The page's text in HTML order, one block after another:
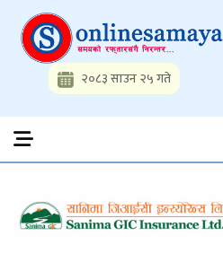
content
Onlinesamaya.com
Nepal News Portal, Business, Hot
Politics, Science, Technology,
Watch, Movies
२०८३ साउन २५ गते